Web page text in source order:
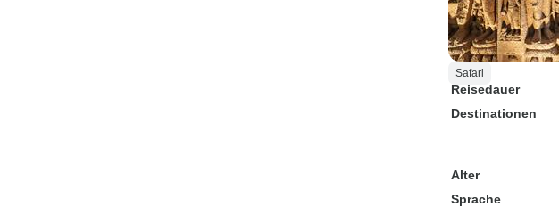
Safari
Reisedauer
Destinationen
Alter
Sprache